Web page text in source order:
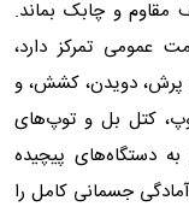
و چابک بماند.
عمومی تمرکز دارد،
پرش، دویدن، کشش، و
کتل بل و توپ‌های
دستگاه‌های پیچیده
آمادگی جسمانی کامل را